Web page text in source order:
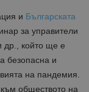
и Българската
за управители
др., който ще е
безопасна и
на пандемия.
обществото на